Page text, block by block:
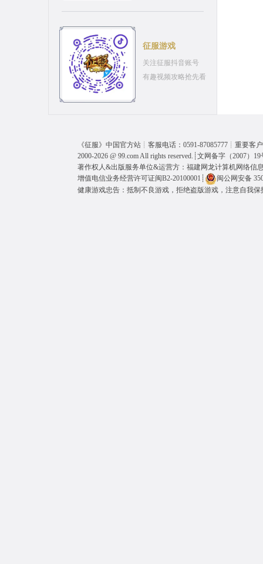
征服游戏
关注征服抖音账号
有趣视频攻略抢先看
《征服》中国官方站┊客服电话：0591-87085777┊重要客
2000-2026 @ 99.comAll rights reserved.┊ 文网备字（2007）19
著作权人&出版服务单位&运营方：福建网龙计算机网络信
增值电信业务经营许可证闽B2-20100001 ┊
闽公网安备
健康游戏忠告：抵制不良游戏，拒绝盗版游戏，注意自我